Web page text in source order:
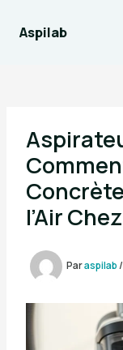
contenu
Aspilab
l’Air
Paraspilab/